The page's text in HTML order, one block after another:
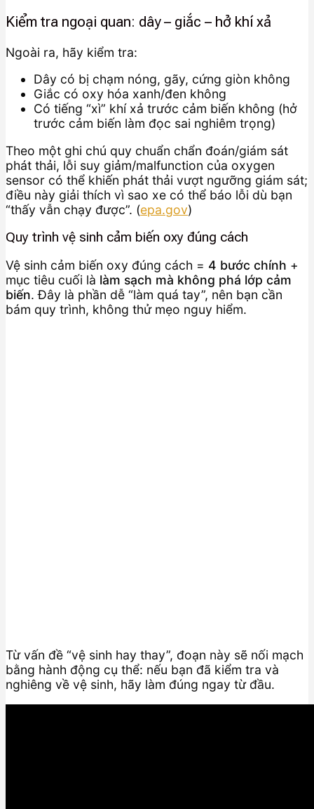
Kiểm tra ngoại quan: dây – giắc – hở khí xả
Ngoài ra, hãy kiểm tra:
Dây có bị chạm nóng, gãy, cứng giòn không
Giắc có oxy hóa xanh/đen không
Có tiếng “xì” khí xả trước cảm biến không (hở
trước cảm biến làm đọc sai nghiêm trọng)
Theo một ghi chú quy chuẩn chẩn đoán/giám sát
phát thải, lỗi suy giảm/malfunction của oxygen
sensor có thể khiến phát thải vượt ngưỡng giám sát;
điều này giải thích vì sao xe có thể báo lỗi dù bạn
“thấy vẫn chạy được”. (epa.gov)
Quy trình vệ sinh cảm biến oxy đúng cách
Vệ sinh cảm biến oxy đúng cách = 4 bước chính +
mục tiêu cuối là làm sạch mà không phá lớp cảm
biến. Đây là phần dễ “làm quá tay”, nên bạn cần
bám quy trình, không thử mẹo nguy hiểm.
Từ vấn đề “vệ sinh hay thay”, đoạn này sẽ nối mạch
bằng hành động cụ thể: nếu bạn đã kiểm tra và
nghiêng về vệ sinh, hãy làm đúng ngay từ đầu.